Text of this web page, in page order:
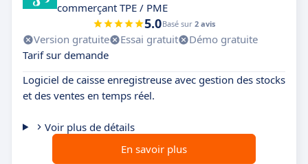
commerçant TPE / PME
5.0Basé sur 2 avis
Version gratuite Essai gratuit
Démo gratuite
Tarif sur demande
Logiciel de caisse enregistreuse avec gestion des stocks
et des ventes en temps réel.
Voir plus de détails
En savoir plus